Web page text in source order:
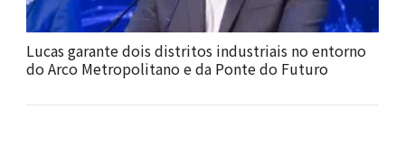
Lucas garante dois distritos industriais no entorno
do Arco Metropolitano e da Ponte do Futuro